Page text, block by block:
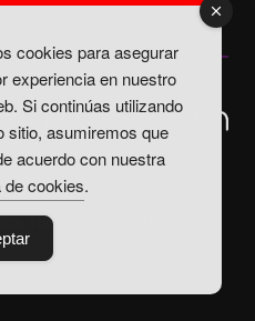
Todos los derechos
cookies para asegurar
experiencia en nuestro
Si continúas utilizando
sitio, asumiremos que
acuerdo con nuestra
de cookies.